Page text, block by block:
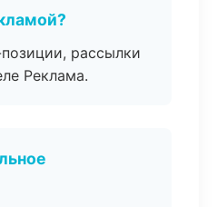
рассылки
Реклама.